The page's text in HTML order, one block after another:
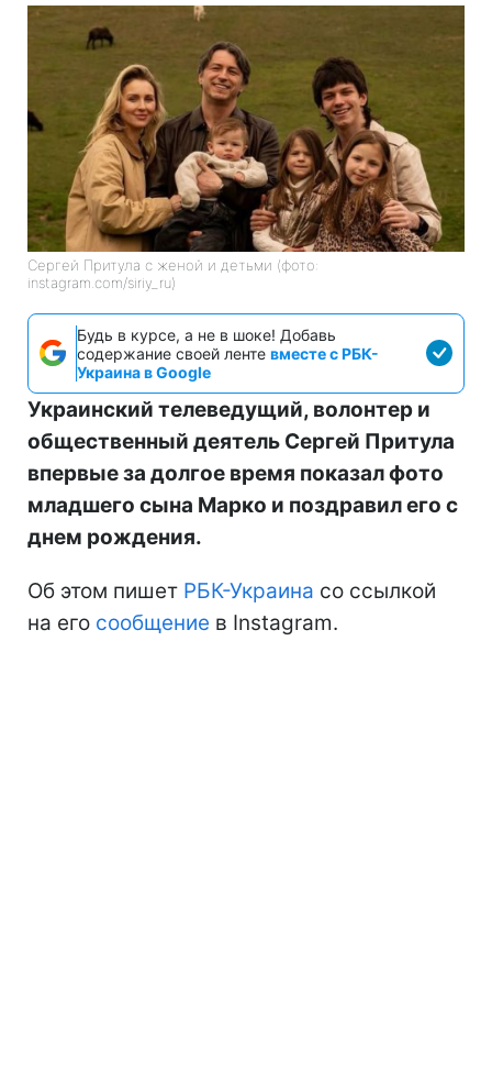
Сергей Притула с женой и детьми (фото:
instagram.com/siriy_ru)
Будь в курсе, а не в шоке! Добавь
содержание своей ленте вместе с РБК-
Украина в Google
Украинский телеведущий, волонтер и
общественный деятель Сергей Притула
впервые за долгое время показал фото
младшего сына Марко и поздравил его с
днем рождения.
Об этом пишет РБК-Украина со ссылкой
на его сообщение в Instagram.